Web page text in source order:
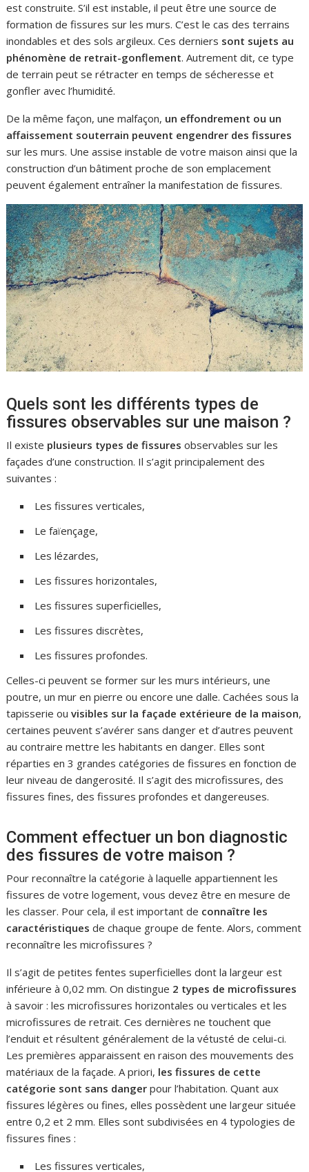
est construite. S’il est instable, il peut être une source de
formation de fissures sur les murs. C’est le cas des terrains
inondables et des sols argileux. Ces derniers sont sujets au
phénomène de retrait-gonflement. Autrement dit, ce type
de terrain peut se rétracter en temps de sécheresse et
gonfler avec l’humidité.
De la même façon, une malfaçon, un effondrement ou un
affaissement souterrain peuvent engendrer des fissures
sur les murs. Une assise instable de votre maison ainsi que la
construction d’un bâtiment proche de son emplacement
peuvent également entraîner la manifestation de fissures.
Quels sont les différents types de
fissures observables sur une maison ?
Il existe plusieurs types de fissures observables sur les
façades d’une construction. Il s’agit principalement des
suivantes :
Les fissures verticales,
Le faïençage,
Les lézardes,
Les fissures horizontales,
Les fissures superficielles,
Les fissures discrètes,
Les fissures profondes.
Celles-ci peuvent se former sur les murs intérieurs, une
poutre, un mur en pierre ou encore une dalle. Cachées sous la
tapisserie ouvisibles sur la façade extérieure de la maison,
certaines peuvent s’avérer sans danger et d’autres peuvent
au contraire mettre les habitants en danger. Elles sont
réparties en 3 grandes catégories de fissures en fonction de
leur niveau de dangerosité. Il s’agit des microfissures, des
fissures fines, des fissures profondes et dangereuses.
Comment effectuer un bon diagnostic
des fissures de votre maison ?
Pour reconnaître la catégorie à laquelle appartiennent les
fissures de votre logement, vous devez être en mesure de
les classer. Pour cela, il est important de connaître les
caractéristiques de chaque groupe de fente. Alors, comment
reconnaître les microfissures ?
Il s’agit de petites fentes superficielles dont la largeur est
inférieure à 0,02 mm. On distingue 2 types de microfissures
à savoir : les microfissures horizontales ou verticales et les
microfissures de retrait. Ces dernières ne touchent que
l’enduit et résultent généralement de la vétusté de celui-ci.
Les premières apparaissent en raison des mouvements des
matériaux de la façade. A priori, les fissures de cette
catégorie sont sans danger pour l’habitation. Quant aux
fissures légères ou fines, elles possèdent une largeur située
entre 0,2 et 2 mm. Elles sont subdivisées en 4 typologies de
fissures fines :
Les fissures verticales,